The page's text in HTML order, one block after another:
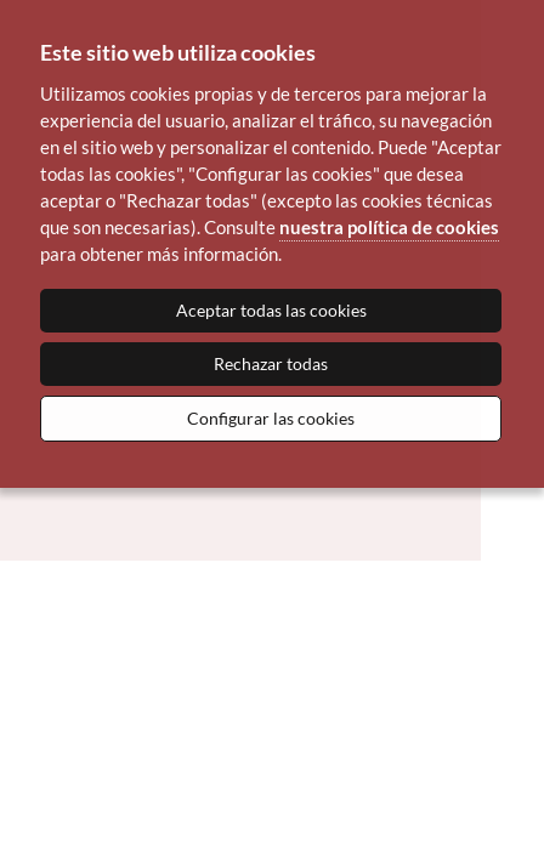
Este sitio web utiliza cookies
Utilizamos cookies propias y de terceros para mejorar la
experiencia del usuario, analizar el tráfico, su navegación
en el sitio web y personalizar el contenido. Puede "Aceptar
todas las cookies", "Configurar las cookies" que desea
aceptar o "Rechazar todas" (excepto las cookies técnicas
que son necesarias). Consulte nuestra política de cookies
para obtener más información.
Aceptar todas las cookies
Rechazar todas
Configurar las cookies